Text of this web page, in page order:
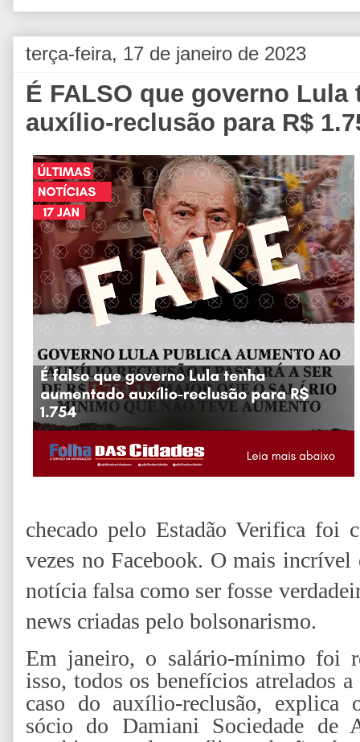
terça-feira, 17 de janeiro de 2023
É FALSO que governo Lula
auxílio-reclusão para R$
checado pelo Estadão Verifica foi
vezes no Facebook. O mais
notícia falsa como ser fosse
news criadas pelo bolsonarismo.
Em janeiro, o salário-mínimo foi
isso, todos os benefícios atrelados
caso do auxílio-reclusão, explica
sócio do Damiani Sociedade de